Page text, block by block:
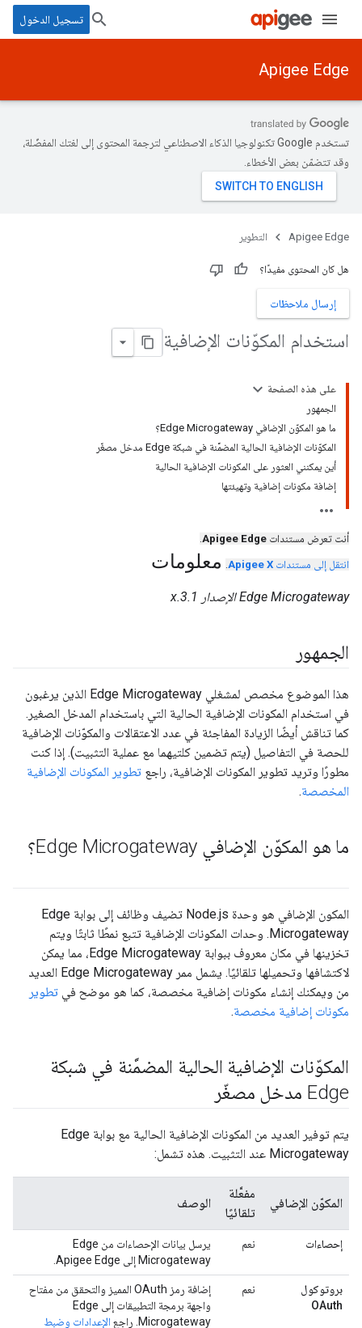
تسجيل الدخول
Apigee Edge
تستخدم Google تكنولوجيا الذكاء الاصطناعي لترجمة المحتوى إلى لغتك المفضّلة،
وقد تتضمّن بعض الأخطاء.
Apigee Edge التطوير
هل كان المحتوى مفيدًا؟
إرسال ملاحظات
استخدام المكوّنات الإضافية
على هذه الصفحة
الجمهور
ما هو المكوّن الإضافي Edge Microgateway؟
المكوّنات الإضافية الحالية المضمَّنة في شبكة Edge مدخل مصغّر
أين يمكنني العثور على المكونات الإضافية الحالية
إضافة مكونات إضافية وتهيئتها
أنت تعرض مستندات Apigee Edge
.
انتقل إلى مستندات Apigee X
. معلومات
Edge Microgateway الإصدار 3.1.x
الجمهور
هذا الموضوع مخصص لمشغلي Edge Microgateway الذين يرغبون
في استخدام المكونات الإضافية الحالية التي باستخدام المدخل الصغير.
كما تناقش أيضًا الزيادة المفاجئة في عدد الاعتقالات والمكوّنات الإضافية
للحصة في التفاصيل (يتم تضمين كلتيهما مع عملية التثبيت). إذا كنت
مطورًا وتريد تطوير المكونات الإضافية، راجع تطوير المكونات الإضافية
المخصصة.
ما هو المكوّن الإضافي Edge Microgateway؟
المكون الإضافي هو وحدة Node.js تضيف وظائف إلى بوابة Edge
Microgateway. وحدات المكونات الإضافية تتبع نمطًا ثابتًا ويتم
تخزينها في مكان معروف ببوابة Edge Microgateway، مما يمكن
لاكتشافها وتحميلها تلقائيًا. يشمل ممر Edge Microgateway العديد
من ويمكنك إنشاء مكونات إضافية مخصصة، كما هو موضح في تطوير
مكونات إضافية مخصصة.
المكوّنات الإضافية الحالية المضمَّنة في شبكة
Edge مدخل مصغّر
يتم توفير العديد من المكونات الإضافية الحالية مع بوابة Edge
Microgateway عند التثبيت. هذه تشمل:
المكوّن الإضافي
مفعَّلة
تلقائيًا
الوصف
إحصاءات نعم
يرسل بيانات الإحصاءات من Edge
Microgateway إلى Apigee Edge.
بروتوكول
OAuth
نعم
إضافة رمز OAuth المميز والتحقق من مفتاح
واجهة برمجة التطبيقات إلى Edge
Microgateway. راجع
الإعدادات وضبط